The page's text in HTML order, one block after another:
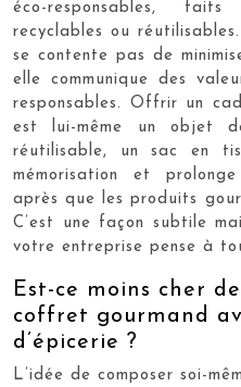
éco-responsables,
recyclables ou
se contente pas de
elle communique des
responsables. Offrir un
est lui-même un objet
réutilisable, un sac en
mémorisation et
après que les produits
C’est une façon subtile
votre entreprise pense à
Est-ce moins cher
coffret gourmand
d’épicerie ?
L’idée de composer soi-